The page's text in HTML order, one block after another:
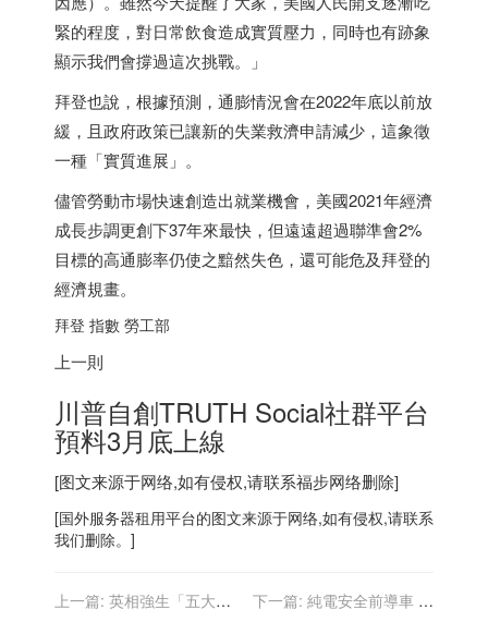
緊的程度，對日常飲食造成實質壓力，同時也有跡象
顯示我們會撐過這次挑戰。」
拜登也說，根據預測，通膨情況會在2022年底以前放
緩，且政府政策已讓新的失業救濟申請減少，這象徵
一種「實質進展」。
儘管勞動市場快速創造出就業機會，美國2021年經濟
成長步調更創下37年來最快，但遠遠超過聯準會2%
目標的高通膨率仍使之黯然失色，還可能危及拜登的
經濟規畫。
拜登 指數 勞工部
上一則
川普自創TRUTH Social社群平台
預料3月底上線
[图文来源于网络,如有侵权,请联系福步网络删除]
[国外服务器租用平台的图文来源于网络,如有侵权,请联系
我们删除。]
上一篇: 英相強生「五大護
下一篇: 純電安全前導車 保